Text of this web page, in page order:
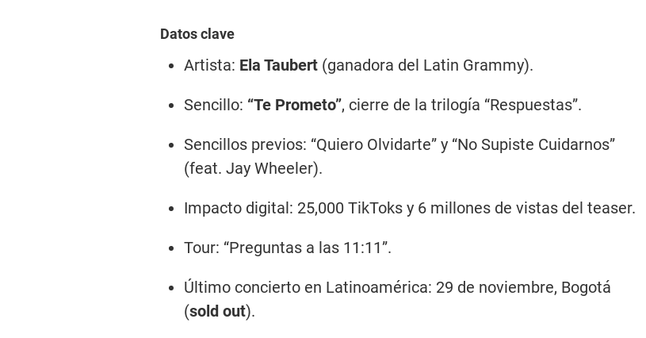
Datos clave
Artista: Ela Taubert (ganadora del Latin Grammy).
Sencillo: “Te Prometo”, cierre de la trilogía “Respuestas”.
Sencillos previos: “Quiero Olvidarte” y “No Supiste Cuidarnos”
(feat. Jay Wheeler).
Impacto digital: 25,000 TikToks y 6 millones de vistas del teaser.
Tour: “Preguntas a las 11:11”.
Último concierto en Latinoamérica: 29 de noviembre, Bogotá
(sold out).